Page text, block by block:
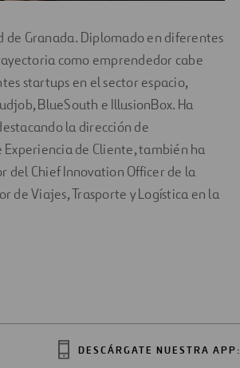
de Granada. Diplomado en diferentes
como emprendedor cabe
startups en el sector espacio,
BlueSouth e IllusionBox. Ha
la dirección de
de Cliente, también ha
del Chief Innovation Officer de la
de Viajes, Trasporte y Logística en la
DESCÁRGATE NUESTRA APP: